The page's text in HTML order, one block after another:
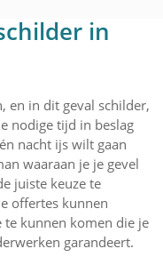
in
en in dit geval schilder,
nodige tijd in beslag
nacht ijs wilt gaan
waaraan je je gevel
juiste keuze te
offertes kunnen
kunnen komen die je
garandeert.